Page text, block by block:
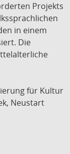
Projekts
in einem
Die
für Kultur
Neustart